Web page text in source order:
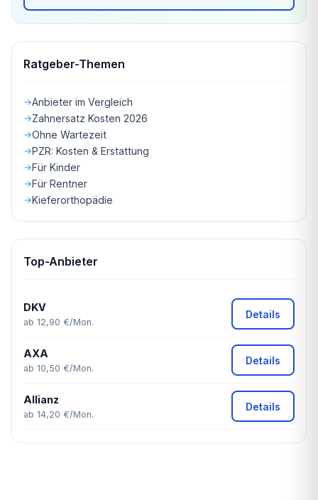
Ratgeber-Themen
Anbieter im Vergleich
Zahnersatz Kosten 2026
Ohne Wartezeit
PZR: Kosten & Erstattung
Für Kinder
Für Rentner
Kieferorthopädie
Top-Anbieter
DKV
ab 12,90 €/Mon.
Details
AXA
ab 10,50 €/Mon.
Details
Allianz
ab 14,20 €/Mon.
Details